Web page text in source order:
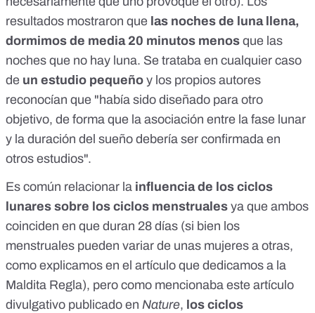
resultados mostraron que las noches de luna llena,
dormimos de media 20 minutos menos que las
noches que no hay luna. Se trataba en cualquier caso
de un estudio pequeño y los propios autores
reconocían que "había sido diseñado para otro
objetivo, de forma que la asociación entre la fase lunar
y la duración del sueño debería ser confirmada en
otros estudios".
Es común relacionar la influencia de los ciclos
lunares sobre los ciclos menstruales ya que ambos
coinciden en que duran 28 días (si bien los
menstruales pueden variar de unas mujeres a otras,
como explicamos en el artículo que dedicamos a la
Maldita Regla), pero como mencionaba este artículo
divulgativo publicado en Nature, los ciclos